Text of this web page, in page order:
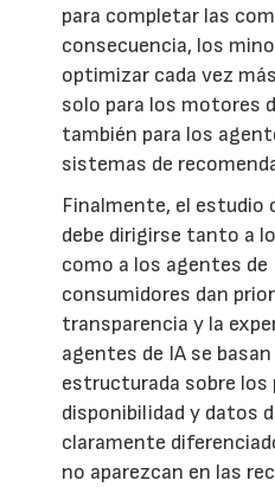
para completar las
consecuencia, los
optimizar cada vez
solo para los motores
también para los
sistemas de
Finalmente, el estudio
debe dirigirse tanto a
como a los agentes de
consumidores dan
transparencia y la
agentes de IA se
estructurada sobre los
disponibilidad y datos
claramente
no aparezcan en las